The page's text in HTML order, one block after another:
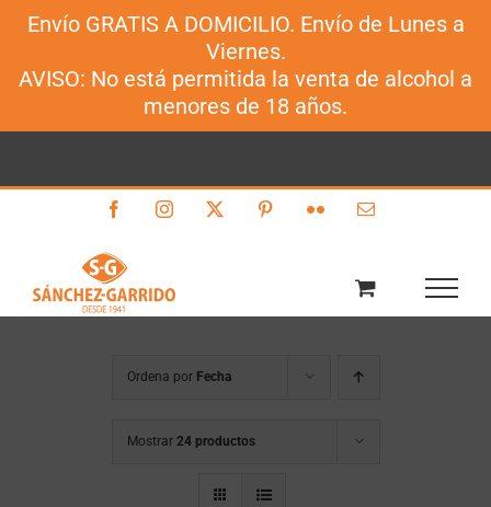
Envío GRATIS A DOMICILIO. Envío de Lunes a
Viernes.
AVISO: No está permitida la venta de alcohol a
menores de 18 años.
FacebookInstagram PinterestFlickr Correo
Ordena por Fecha
Mostrar 24 productos
Sánchez-Garrido